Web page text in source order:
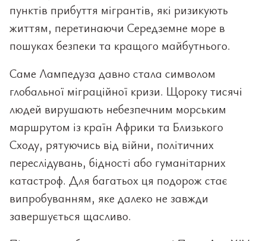
пунктів прибуття мігрантів, які ризикують
життям, перетинаючи Середземне море в
пошуках безпеки та кращого майбутнього.
Саме Лампедуза давно стала символом
глобальної міграційної кризи. Щороку тисячі
людей вирушають небезпечним морським
маршрутом із країн Африки та Близького
Сходу, рятуючись від війни, політичних
переслідувань, бідності або гуманітарних
катастроф. Для багатьох ця подорож стає
випробуванням, яке далеко не завжди
завершується щасливо.